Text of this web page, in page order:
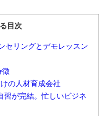
目次
セリングとデモレッスン
徴
の人材育成会社
が完結。忙しいビジネ